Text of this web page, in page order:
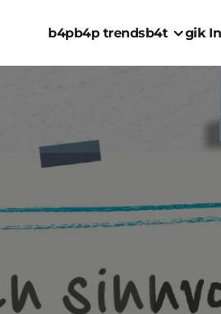
b4pb4p trendsb4t gik